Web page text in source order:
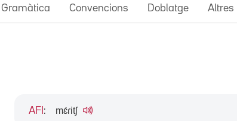
Gramàtica Convencions Doblatge Altres
AFI : mɛ́ɾitʃ